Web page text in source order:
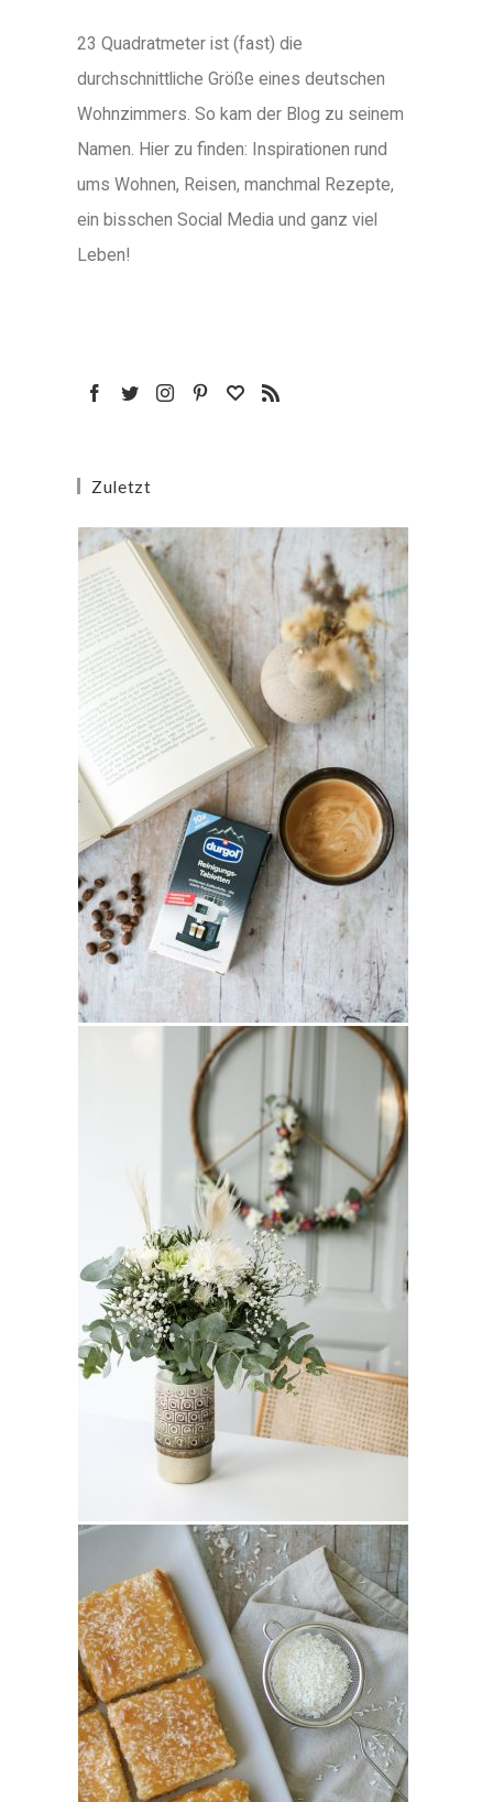
23 Quadratmeter ist (fast) die
durchschnittliche Größe eines deutschen
Wohnzimmers. So kam der Blog zu seinem
Namen. Hier zu finden: Inspirationen rund
ums Wohnen, Reisen, manchmal Rezepte,
ein bisschen Social Media und ganz viel
Leben!
Zuletzt